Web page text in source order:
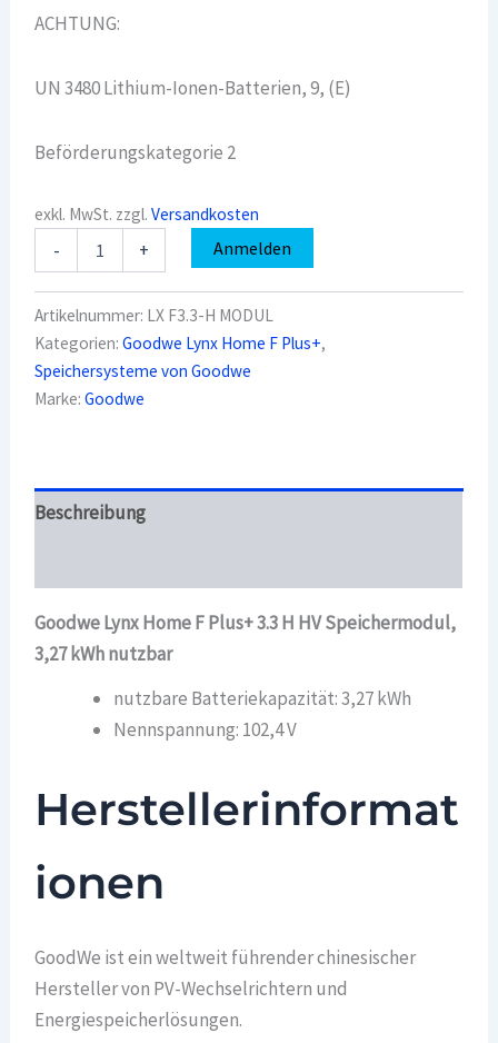
ACHTUNG:
UN 3480 Lithium-Ionen-Batterien, 9, (E)
Beförderungskategorie 2
exkl. MwSt. zzgl.Versandkosten
-
Lynx
F
Plus+
3.3
H
HV
+ Anmelden
Artikelnummer: LX F3.3-H MODUL
Kategorien:Goodwe Lynx Home F Plus+,
Speichersysteme von Goodwe
Marke:Goodwe
Beschreibung
Goodwe Lynx Home F Plus+ 3.3 H HV Speichermodul,
3,27 kWh nutzbar
nutzbare Batteriekapazität: 3,27 kWh
Nennspannung: 102,4 V
Herstellerinformat
ionen
GoodWe ist ein weltweit führender chinesischer
Hersteller von PV-Wechselrichtern und
Energiespeicherlösungen.